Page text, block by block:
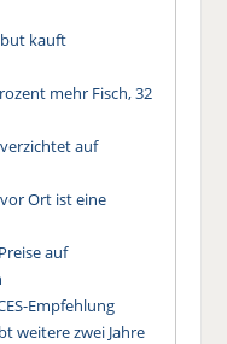
kauft
mehr Fisch, 32
auf
Ort ist eine
auf
Empfehlung
weitere zwei Jahre